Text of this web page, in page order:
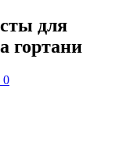
для
гортани
0